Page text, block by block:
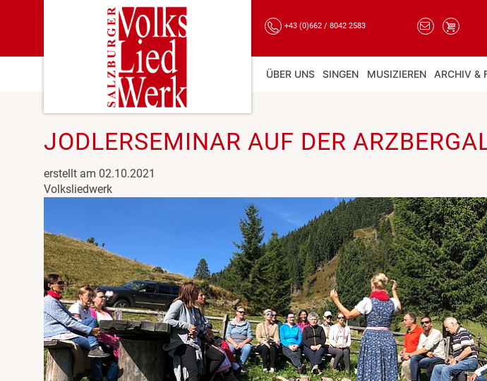
+43 (0)662 / 8042 2583
ÜBER UNS SINGEN MUSIZIEREN ARCHIV &
JODLERSEMINAR AUF DER
erstellt am 02.10.2021
Volksliedwerk